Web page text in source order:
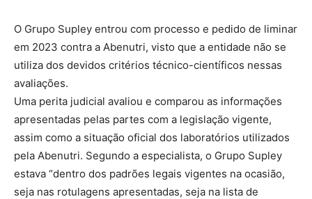
O Grupo Supley entrou com processo e pedido de liminar
em 2023 contra a Abenutri, visto que a entidade não se
utiliza dos devidos critérios técnico-científicos nessas
avaliações.
Uma perita judicial avaliou e comparou as informações
apresentadas pelas partes com a legislação vigente,
assim como a situação oficial dos laboratórios utilizados
pela Abenutri. Segundo a especialista, o Grupo Supley
estava “dentro dos padrões legais vigentes na ocasião,
seja nas rotulagens apresentadas, seja na lista de